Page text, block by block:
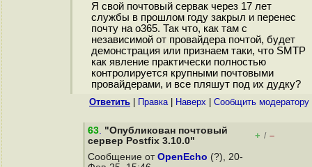
Я свой почтовый сервак через 17 лет
службы в прошлом году закрыл и перенес
почту на o365. Так что, как там с
независимой от провайдера почтой, будет
демонстрация или признаем таки, что SMTP
как явление практически полностью
контролируется крупными почтовыми
провайдерами, и все пляшут под их дудку?
Ответить Правка| Наверх Cообщить модератору
63. "Опубликован почтовый
сервер Postfix 3.10.0"
+ / –
Сообщение от OpenEcho (?), 20-